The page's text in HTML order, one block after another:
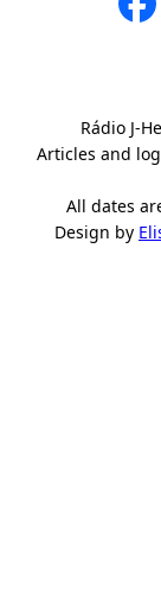
Rádio J-
Articles and
All dates
Design by